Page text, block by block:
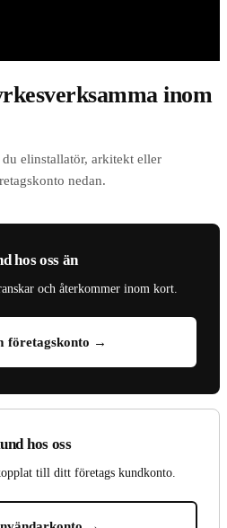
inom
elinstallatör, arkitekt eller
nedan.
hos oss än
och återkommer inom kort.
företagskonto →
hos oss
till ditt företags kundkonto.